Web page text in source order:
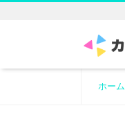
ホーム